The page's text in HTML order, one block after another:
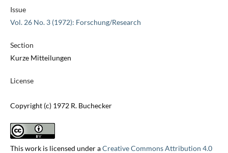
Issue
Vol. 26 No. 3 (1972): Forschung/Research
Section
Kurze Mitteilungen
License
Copyright (c) 1972 R. Buchecker
This work is licensed under aCreative Commons Attribution 4.0